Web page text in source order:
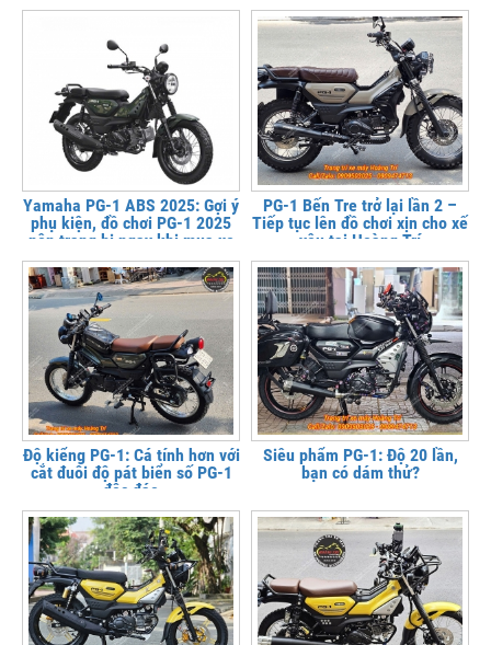
Yamaha PG-1 ABS 2025: Gợi ý
phụ kiện, đồ chơi PG-1 2025
nên trang bị ngay khi mua xe
PG-1 Bến Tre trở lại lần 2 –
Tiếp tục lên đồ chơi xịn cho xế
yêu tại Hoàng Trí
Độ kiểng PG-1: Cá tính hơn với
cắt đuôi độ pát biển số PG-1
độc đáo
Siêu phẩm PG-1: Độ 20 lần,
bạn có dám thử?